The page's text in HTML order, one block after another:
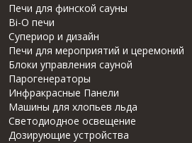
Печи для финской сауны
Bi-O печи
Супериор и дизайн
Печи для мероприятий и церемоний
Блоки управления сауной
Парогенераторы
Инфракрасные Панели
Машины для хлопьев льда
Светодиодное освещение
Дозирующие устройства